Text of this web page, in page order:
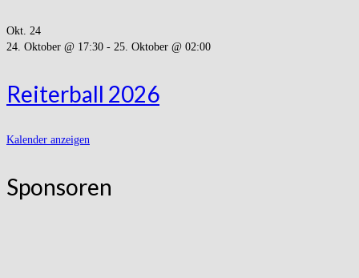
Okt. 24
24. Oktober @ 17:30 - 25. Oktober @ 02:00
Reiterball 2026
Kalender anzeigen
Sponsoren